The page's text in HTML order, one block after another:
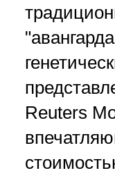
Reuters